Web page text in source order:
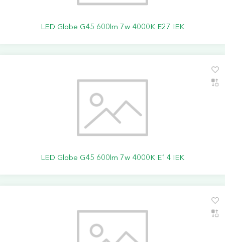
LED Globe G45 600lm 7w 4000K E27 IEK
LED Globe G45 600lm 7w 4000K E14 IEK